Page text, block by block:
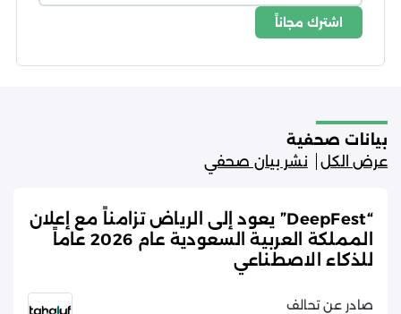
اشترك مجاناً
بيانات صحفية
عرض الكل
نشر بيان صحفي
“DeepFest” يعود إلى الرياض تزامناً مع إعلان
المملكة العربية السعودية عام 2026 عاماً
للذكاء الاصطناعي
صادر عن تحالف